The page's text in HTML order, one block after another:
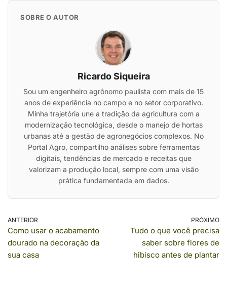
SOBRE O AUTOR
Ricardo Siqueira
Sou um engenheiro agrônomo paulista com mais de 15
anos de experiência no campo e no setor corporativo.
Minha trajetória une a tradição da agricultura com a
modernização tecnológica, desde o manejo de hortas
urbanas até a gestão de agronegócios complexos. No
Portal Agro, compartilho análises sobre ferramentas
digitais, tendências de mercado e receitas que
valorizam a produção local, sempre com uma visão
prática fundamentada em dados.
ANTERIOR
Como usar o acabamento
dourado na decoração da
sua casa
PRÓXIMO
Tudo o que você precisa
saber sobre flores de
hibisco antes de plantar